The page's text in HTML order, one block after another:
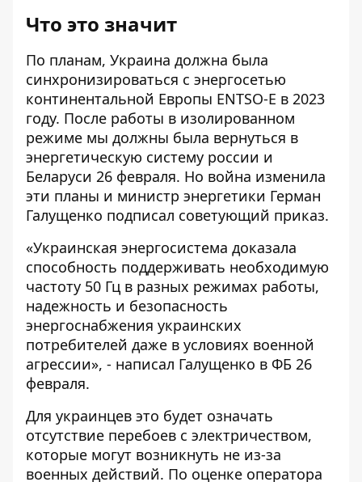
Что это значит
По планам, Украина должна была
синхронизироваться с энергосетью
континентальной Европы ENTSO-E в 2023
году. После работы в изолированном
режиме мы должны была вернуться в
энергетическую систему россии и
Беларуси 26 февраля. Но война изменила
эти планы и министр энергетики Герман
Галущенко подписал советующий приказ.
«Украинская энергосистема доказала
способность поддерживать необходимую
частоту 50 Гц в разных режимах работы,
надежность и безопасность
энергоснабжения украинских
потребителей даже в условиях военной
агрессии», - написал Галущенко в ФБ 26
февраля.
Для украинцев это будет означать
отсутствие перебоев с электричеством,
которые могут возникнуть не из-за
военных действий. По оценке оператора